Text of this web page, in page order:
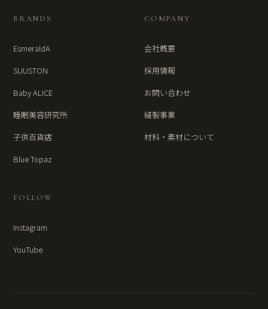
BRANDS
EsmeraldA
SUUSTON
Baby ALICE
睡眠美容研究所
子供百貨店
Blue Topaz
COMPANY
会社概要
採用情報
お問い合わせ
縫製事業
材料・素材について
FOLLOW
Instagram
YouTube